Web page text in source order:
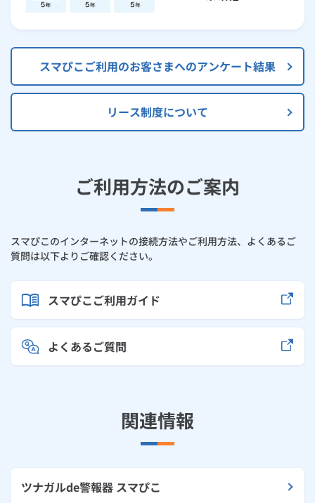
スマぴこご利用のお客さまへのアンケート結果
リース制度について
ご利用方法のご案内
スマぴこのインターネットの接続方法やご利用方法、よくあるご
質問は以下よりご確認ください。
スマぴこご利用ガイド
よくあるご質問
関連情報
ツナガルde警報器 スマぴこ